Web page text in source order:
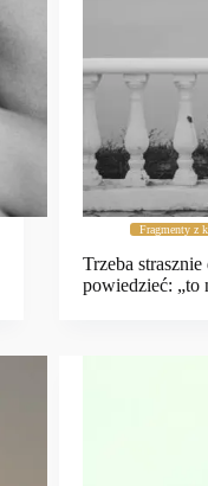
Fragmenty z
Trzeba
powiedzieć: „to